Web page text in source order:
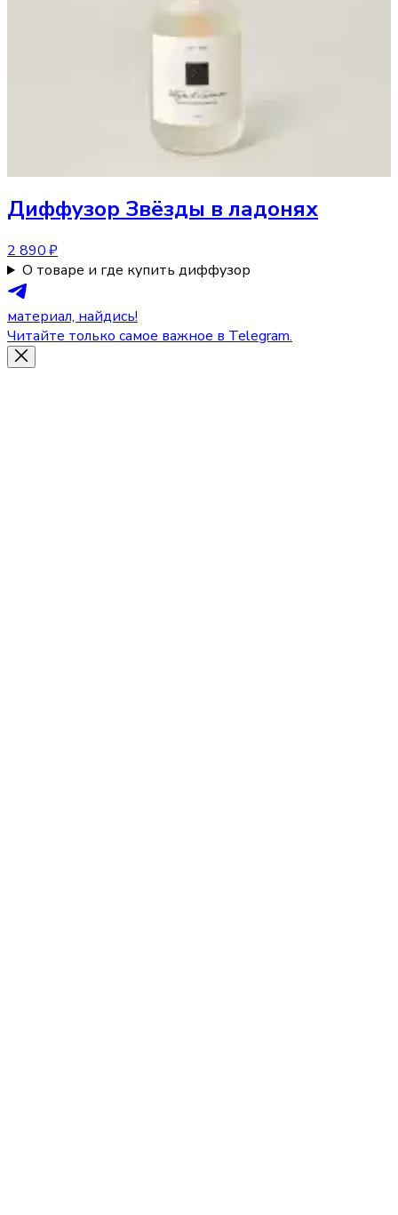
Диффузор Звёзды в ладонях
2 890 ₽
О товаре и где купить диффузор
материал, найдись!
Читайте только самое важное в Telegram.